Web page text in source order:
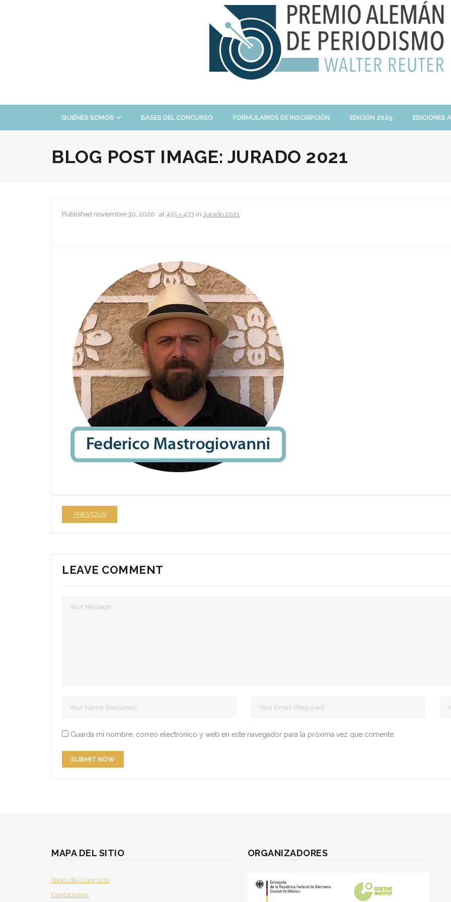
QUIÉNES SOMOS BASES DEL CONCURSO FORMULARIOS DE INSCRIPCIÓN EDICIÓN 2025 EDICIONES
BLOG POST IMAGE: JURADO 2021
Published noviembre 30, 2020 at 455 × 433 in Jurado 2021
PREVIOUS
LEAVE COMMENT
Guarda mi nombre, correo electrónico y web en este navegador para la próxima vez que comente.
MAPA DEL SITIO
Bases del Concurso
Contáctanos
ORGANIZADORES